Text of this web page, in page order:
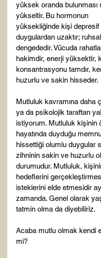
yüksek oranda bulunması
yükseltir. Bu hormonun
yüksekliğinde kişi depresif
duygulardan uzaktır;
dengededir. Vücuda
hakimdir, enerji yüksektir,
konsantrasyonu tamdır,
huzurlu ve sakin hisseder.
Mutluluk kavramına daha
ya da psikolojik taraftan
istiyorum. Mutluluk kişinin
hayatında duyduğu
hissettiği olumlu duygular
zihninin sakin ve huzurlu
durumudur. Mutluluk,
hedeflerini
isteklerini elde etmesidir
zamanda. Genel olarak
tatmin olma da diyebiliriz.
Acaba mutlu olmak kendi
mi?